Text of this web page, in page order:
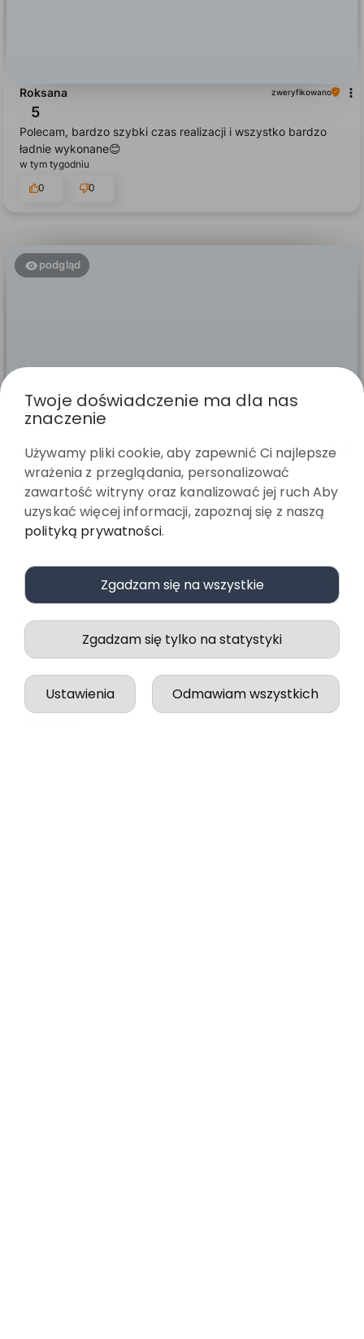
Roksana zweryfikowano
5
Polecam, bardzo szybki czas realizacji i wszystko bardzo
ładnie wykonane😊
w tym tygodniu
0
0
podgląd
Paulina zweryfikowano
5
Piękne . Dobra jakość
w tym tygodniu
0
0
5
Wszystko odbyło się idealnie, zgodnie z zapowiedzią.
w tym tygodniu
0
0
Twoje doświadczenie ma dla nas
znaczenie
Używamy pliki cookie, aby zapewnić Ci najlepsze
wrażenia z przeglądania, personalizować
zawartość witryny oraz kanalizować jej ruch Aby
uzyskać więcej informacji, zapoznaj się z naszą
polityką prywatności.
Zgadzam się na wszystkie
Zgadzam się tylko na statystyki
Ustawienia Odmawiam wszystkich